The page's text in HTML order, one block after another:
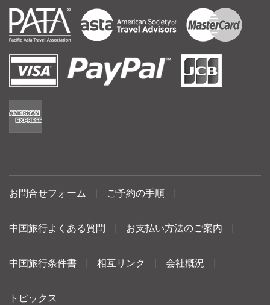
お問合せフォーム ご予約の手順
中国旅行よくある質問 お支払い方法のご案内
中国旅行条件書 相互リンク 会社概況
トピックス